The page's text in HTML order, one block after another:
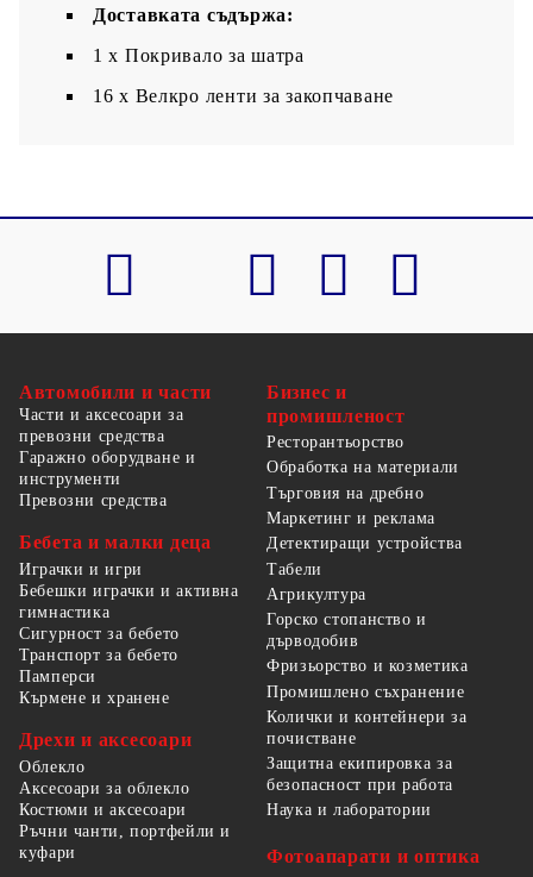
Доставката съдържа:
1 x Покривало за шатра
16 х Велкро ленти за закопчаване
Автомобили и части
Части и аксесоари за
превозни средства
Гаражно оборудване и
инструменти
Превозни средства
Бебета и малки деца
Играчки и игри
Бебешки играчки и активна
гимнастика
Сигурност за бебето
Транспорт за бебето
Памперси
Кърмене и хранене
Дрехи и аксесоари
Облекло
Аксесоари за облекло
Костюми и аксесоари
Ръчни чанти, портфейли и
куфари
Бизнес и
промишленост
Ресторантьорство
Обработка на материали
Търговия на дребно
Маркетинг и реклама
Детектиращи устройства
Табели
Агрикултура
Горско стопанство и
дърводобив
Фризьорство и козметика
Промишлено съхранение
Колички и контейнери за
почистване
Защитна екипировка за
безопасност при работа
Наука и лаборатории
Фотоапарати и оптика